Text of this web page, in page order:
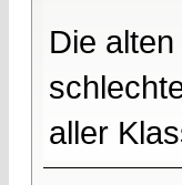
Die
aller